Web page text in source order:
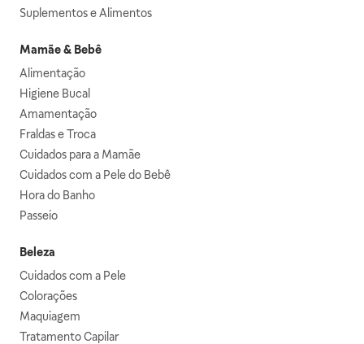
Suplementos e Alimentos
Mamãe & Bebê
Alimentação
Higiene Bucal
Amamentação
Fraldas e Troca
Cuidados para a Mamãe
Cuidados com a Pele do Bebê
Hora do Banho
Passeio
Beleza
Cuidados com a Pele
Colorações
Maquiagem
Tratamento Capilar